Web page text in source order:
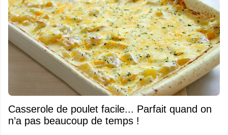
Casserole de poulet facile... Parfait quand on
n’a pas beaucoup de temps !